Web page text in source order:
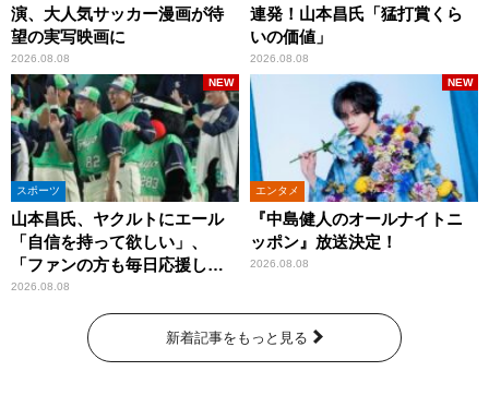
演、大人気サッカー漫画が待
望の実写映画に
2026.08.08
連発！山本昌氏「猛打賞くら
いの価値」
2026.08.08
スポーツ
山本昌氏、ヤクルトにエール
「自信を持って欲しい」、
「ファンの方も毎日応援して
くれています」
2026.08.08
NEW
エンタメ
『中島健人のオールナイトニ
ッポン』放送決定！
2026.08.08
NEW
新着記事をもっと見る